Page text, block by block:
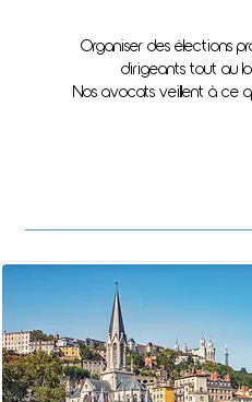
Organiser des élections
dirigeants tout au
Nos avocats veillent à ce